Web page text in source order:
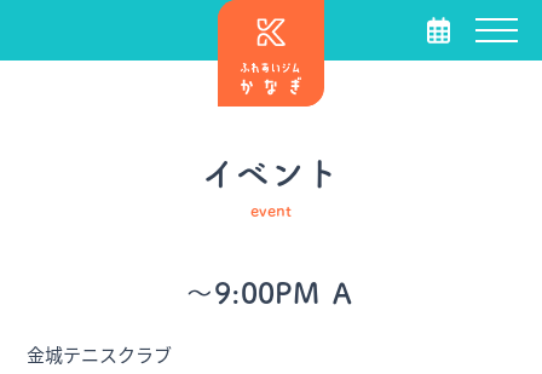
イベント
event
～9:00PM Ａ
金城テニスクラブ